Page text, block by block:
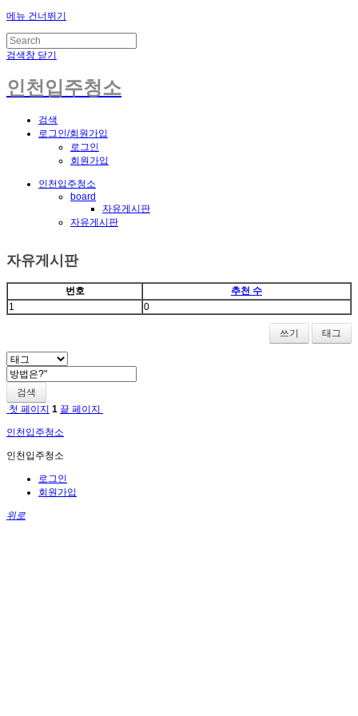
메뉴 건너뛰기
검색창 닫기
인천입주청소
검색
로그인/회원가입
로그인
회원가입
인천입주청소
board
자유게시판
자유게시판
자유게시판
번호
추천 수
1
0
쓰기 태그
검색
첫 페이지 1 끝 페이지
인천입주청소
인천입주청소
로그인
회원가입
위로